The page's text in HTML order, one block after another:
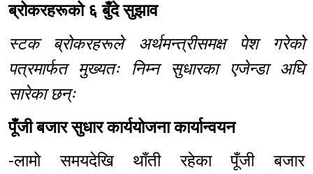
ब्रोकरहरूको ६ बुँदे सुझाव
स्टक ब्रोकरहरूले अर्थमन्त्रीसमक्ष पेश गरेको
पत्रमार्फत मुख्यतः निम्न सुधारका एजेन्डा अघि
सारेका छन्ः
पूँजी बजार सुधार कार्ययोजना कार्यान्वयन
-लामो समयदेखि थाँती रहेका पूँजी बजार